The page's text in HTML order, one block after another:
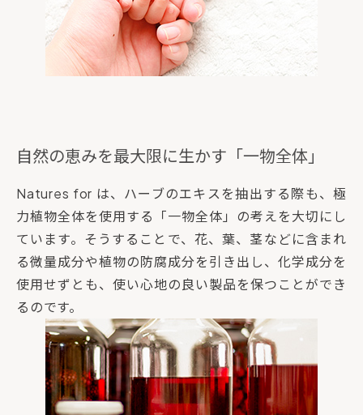
自然の恵みを最大限に生かす「一物全体」
Natures for は、ハーブのエキスを抽出する際も、極
力植物全体を使用する「一物全体」の考えを大切にし
ています。そうすることで、花、葉、茎などに含まれ
る微量成分や植物の防腐成分を引き出し、化学成分を
使用せずとも、使い心地の良い製品を保つことができ
るのです。